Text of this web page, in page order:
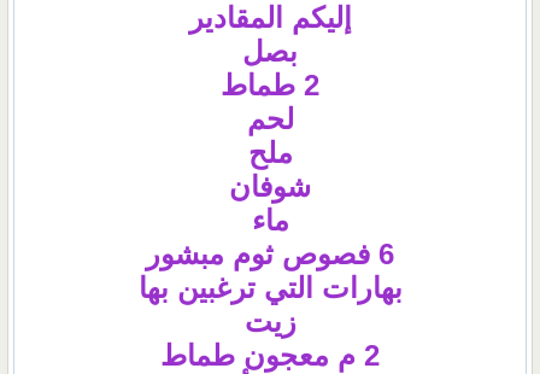
إليكم المقادير
بصل
2 طماط
لحم
ملح
شوفان
ماء
6 فصوص ثوم مبشور
بهارات التي ترغبين بها
زيت
2 م معجون طماط